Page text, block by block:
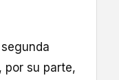
por su parte,